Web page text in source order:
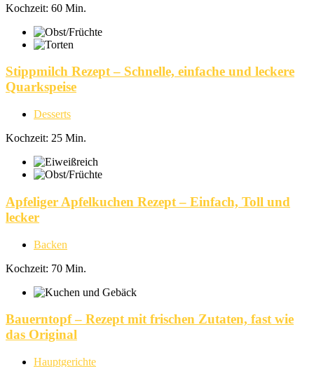
Kochzeit: 60 Min.
Stippmilch Rezept – Schnelle, einfache und leckere
Quarkspeise
Desserts
Kochzeit: 25 Min.
Apfeliger Apfelkuchen Rezept – Einfach, Toll und
lecker
Backen
Kochzeit: 70 Min.
Bauerntopf – Rezept mit frischen Zutaten, fast wie
das Original
Hauptgerichte